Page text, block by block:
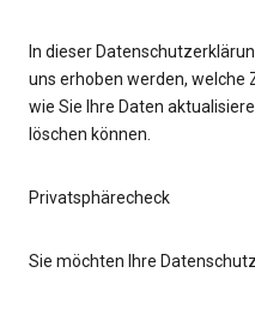
In dieser
uns erhoben werden, welche
wie Sie Ihre Daten
löschen können.
Privatsphärecheck
Sie möchten Ihre